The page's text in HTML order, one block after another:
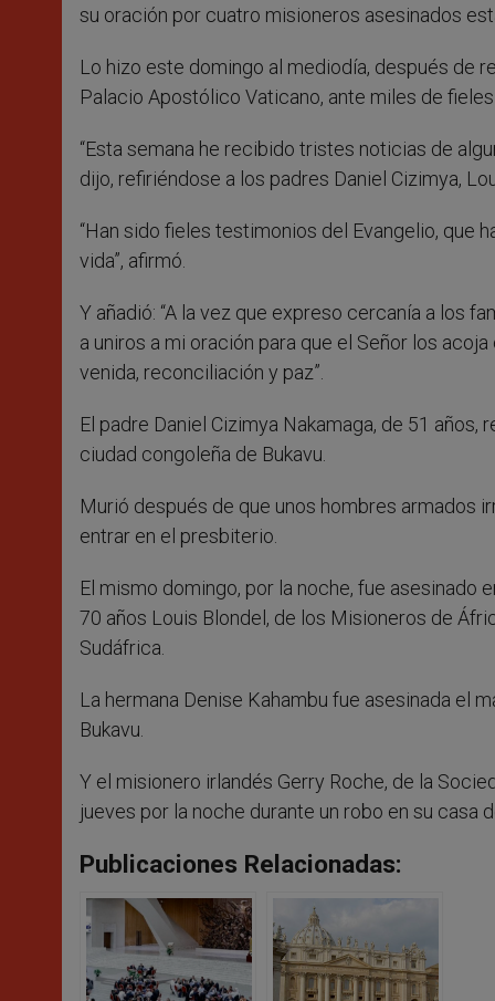
su oración por cuatro misioneros asesinados
Lo hizo este domingo al mediodía, después de
Palacio Apostólico Vaticano, ante miles de
“Esta semana he recibido tristes noticias de
dijo, refiriéndose a los padres Daniel Cizimya,
“Han sido fieles testimonios del Evangelio, que
vida”, afirmó.
Y añadió: “A la vez que expreso cercanía a los
a uniros a mi oración para que el Señor los
venida, reconciliación y paz”.
El padre Daniel Cizimya Nakamaga, de 51
ciudad congoleña de Bukavu.
Murió después de que unos hombres armados
entrar en el presbiterio.
El mismo domingo, por la noche, fue
70 años Louis Blondel, de los Misioneros de
Sudáfrica.
La hermana Denise Kahambu fue asesinada el
Bukavu.
Y el misionero irlandés Gerry Roche, de la
jueves por la noche durante un robo en su casa
Publicaciones Relacionadas: